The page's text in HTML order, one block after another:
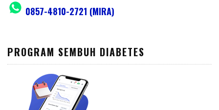
0857-4810-2721 (MIRA)
PROGRAM SEMBUH DIABETES